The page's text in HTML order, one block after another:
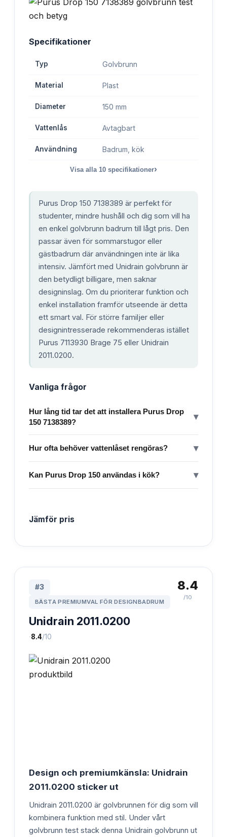
Specifikationer
Typ Golvbrunn
Material Plast
Diameter 150 mm
Vattenlås Avtagbart
Användning Badrum, kök
Visa alla 10 specifikationer›
Purus Drop 150 7138389 är perfekt för
studenter, mindre hushåll och dig som vill ha
en enkel golvbrunn badrum till lågt pris. Den
passar även för sommarstugor eller
gästbadrum där användningen inte är lika
intensiv. Jämfört med Unidrain golvbrunn är
den betydligt billigare, men saknar
designinslag. Om du prioriterar funktion och
enkel installation framför utseende är detta
ett smart val. För större familjer eller
designintresserade rekommenderas istället
Purus 7113930 Brage 75 eller Unidrain
2011.0200.
Vanliga frågor
Hur lång tid tar det att installera Purus Drop
150 7138389?
▾
Hur ofta behöver vattenlåset rengöras? ▾
Kan Purus Drop 150 användas i kök? ▾
Jämför pris
#3
BÄSTA PREMIUMVAL FÖR DESIGNBADRUM
Unidrain 2011.0200
·8.4/10
8.4
/10
Design och premiumkänsla: Unidrain
2011.0200 sticker ut
Unidrain 2011.0200 är golvbrunnen för dig som vill
kombinera funktion med stil. Under vårt
golvbrunn test stack denna Unidrain golvbrunn ut